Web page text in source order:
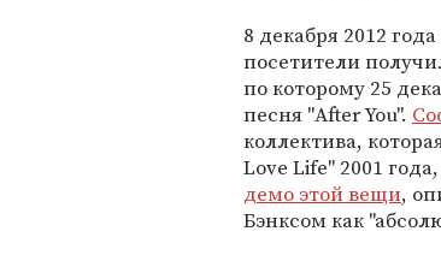
8 декабря 2012
посетители
по которому 25
песня "After You".
коллектива,
Love Life" 2001
демо этой вещи,
Бэнксом как